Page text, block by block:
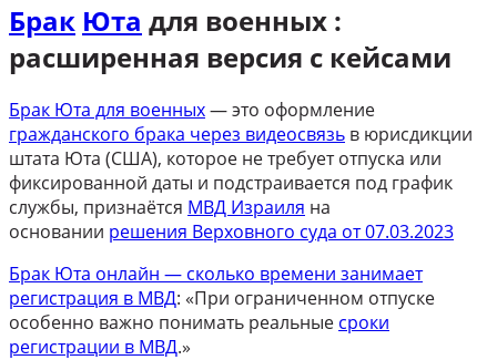
Брак Юта для военных :
расширенная версия с кейсами
Брак Юта для военных— это оформление
гражданского брака через видеосвязь в юрисдикции
штата Юта (США), которое не требует отпуска или
фиксированной даты и подстраивается под график
службы, признаётся МВД Израиля на
основании решения Верховного суда от 07.03.2023
Брак Юта онлайн — сколько времени занимает
регистрация в МВД: «При ограниченном отпуске
особенно важно понимать реальные сроки
регистрации в МВД.»